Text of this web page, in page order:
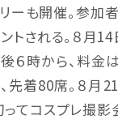
ーも開催。参加
トされる。８月
６時から、料金
先着80席。８月
てコスプレ撮影